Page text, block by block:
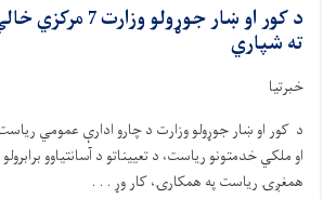
د کور او ښار جوړولو
ته شپاري
خبرتیا
د کور او ښار جوړولو وزارت د چارو ادارې عمومي
او ملکي خدمتونو ریاست، د تعییناتو د آسانتیاوو برابرولو
همغږۍ ریاست په همکارۍ، کار وړ . . .